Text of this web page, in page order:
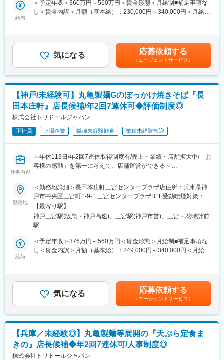
目で150店舗程を統括する営業部長になった社員もいます。店長
の先は複数店舗管理のマネージャーのみならず、本社を含め個人
640万円/MGR・入社4年目（月給45万円）
480万円/店長・入社1年目（月給28万）
■当社ハピカン経営の実践：
以下のような取り組み・制度を導入
・継続的なベースアップ：従業員一人平均22,024円の賃上げを実
施
・家族食堂：お子さまの食事をサポートします（1人：月最大
5,000円）
・児童教育手当：第１子月9,000円、第２子月7,500円、第３子月
4,000円
・人事評価：数字だけでは評価しない仕組みとしています。
店長の評価は売上3割、お客様満足7割。
お客様に「また来たい」と思って頂ける店舗を作ることです。
■仕事内容：
・仕込み・調理
・接客
・スタッフの教育
・衛生管理
・売上計画の立案・管理
・新メニューやキャンペーンなどの新たな施策立案
店長の裁量も大きく、店長発案のメニューが全店で採用された
り、店舗イベントの企画運営にも携われます。
■研修制度について：
や社内規定等について学びます。
・約半年程度／実店舗での研修
理・衛生管理・店舗運営のノウハウを学びます。
■キャリアパス：
評価は自己評価と他者２名の評価で決まる為、公平性が担保され
ています。実力があればキャリアアップも早く、32歳・入社7年
目で150店舗程を統括する営業部長になった社員もいます。店長
の先は複数店舗管理のマネージャーのみならず、本社を含め個人
の志向によって制限無くキャリアが広がります
480万円/店長・入社1年目（月給28万）
施
・家族食堂：お子さまの食事をサポートします（1人：月最大
5,000円）
・児童教育手当：第１子月9,000円、第２子月7,500円、第３子月
給与
＜予定年収＞360万円～560万円＜賃金形態＞月給制■補足事項な
し＜賃金内訳＞月額（基本給）：230,000円～340,000円＜月給＞
※残業代は1分単位で100%支給■昇給・賞与：年2回（6月・12
月）■インセンティブ制度：年2回※業績連動・昨年度支給実績2回
賃金はあくまでも目安の金額であり、選考を通じて上下する可能
性があります。月給(月額)は固定手当を含めた表記です。
気になる 応募依頼する
（エージェントサービス）
【神戸/未経験可】丸亀製麺Gのぼっかけ焼きそば『長
田本庄軒』店長候補/年2回7連休可◆評価制度◎
株式会社トリドールジャパン
正社員 上場企業 職種未経験歓迎 業種未経験歓迎
仕事内容
～年休113日/年2回7連休取得制度有/売上・業績・店舗拡大中/「お
客様の感動」を第一に考えて、店舗運営ができる～
最高の感動体験を目指し、「てづくり・できたて」にこだわりな
がら、リーズナブルな価格を追求。
長田本庄軒は、LIVE調理の臨場感にもとことんこだわったブラン
ドです。
■仕事内容：【変更の範囲：会社の定める業務】
・開店準備
・仕込み・調理
・接客
・売上計画の立案・管理
・新メニューやキャンペーンなどの新たな施策立案
カウンター越しに鉄板が連なったダイナミックなオープンキッチ
・入社後／集合研修（現在はリモートにて実施）
まずは当社グループの企業理解を深める為に、座学にて経営理念
や社内規定等について学びます。
勤務地
＜勤務地詳細＞長田本庄軒三宮センタープラザ店住所：兵庫県神
戸市中央区三宮町1-9-1 三宮センタープラザB1F受動喫煙対策：屋
内全面禁煙
【最寄り駅】
神戸三宮駅(阪急・神戸高速)、三宮駅(神戸市営)、三宮・花時計前
駅
給与
＜予定年収＞376万円～560万円＜賃金形態＞月給制■補足事項な
し＜賃金内訳＞月額（基本給）：249,000円～340,000円＜月給＞
※残業代は1分単位で100%支給■昇給・賞与：年2回（6月・12
月）■インセンティブ制度：年2回※業績連動・昨年度支給実績2回
賃金はあくまでも目安の金額であり、選考を通じて上下する可能
性があります。月給(月額)は固定手当を含めた表記です。
気になる 応募依頼する
（エージェントサービス）
【兵庫／未経験◎】丸亀製麺等展開の『天ぷら定食ま
きの』店長候補◆年2回7連休可/人事制度◎
株式会社トリドールジャパン